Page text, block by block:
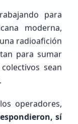
para
moderna,
radioafición
para sumar
sean
operadores,
sí